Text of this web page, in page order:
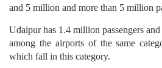
and 5 million and more than 5 million
Udaipur has 1.4 million passengers
among the airports of the same
which fall in this category.